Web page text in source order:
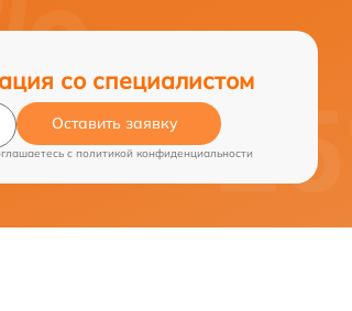
со специалистом
Оставить заявку
c политикой конфиденциальности